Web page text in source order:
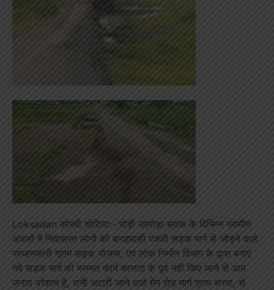
Loksadan कोरबी चोटिया:- पोड़ी उपरोड़ा ब्लाक के विभिन्न ग्रामीण
अंचलों में निवासरत लोगों को बारहमासी पक्की सड़क मार्ग से जोड़ने वाले
प्रधानमंत्री ग्राम सड़क योजना, एवं लोक निर्माण विभाग के द्वारा बनाए
गये सड़क मार्ग की मरम्मत कार्य बरसात के पूर्व नहीं किए जाने से आम
जनता परेशान है, रानी अटारी जाने वाले मेंन रोड मार्ग ग्राम सरमा, से